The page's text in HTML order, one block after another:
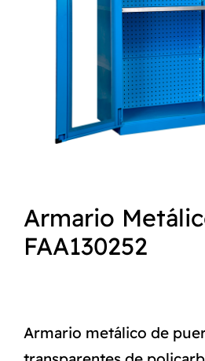
CONTACTO
Armario
FAA130252
Armario metálico de